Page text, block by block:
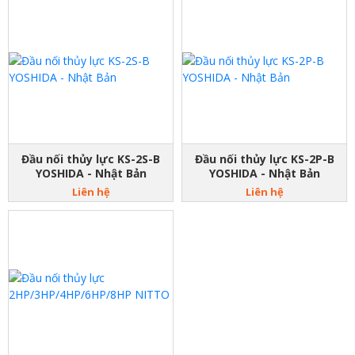
Đầu nối thủy lực KS-2S-B
YOSHIDA - Nhật Bản
Liên hệ
Đầu nối thủy lực KS-2P-B
YOSHIDA - Nhật Bản
Liên hệ